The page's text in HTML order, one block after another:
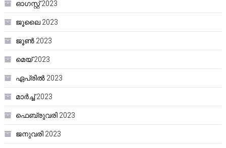
ഓഗസ്റ്റ്‌ 2023
ജൂലൈ 2023
ജൂൺ 2023
മെയ്‌ 2023
ഏപ്രിൽ 2023
മാർച്ച്‌ 2023
ഫെബ്രുവരി 2023
ജനുവരി 2023